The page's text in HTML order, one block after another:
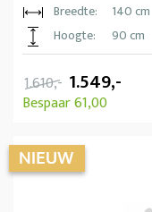
Breedte:
140 cm
Hoogte:
90 cm
1.610,- 1.549,-
Bespaar 61,00